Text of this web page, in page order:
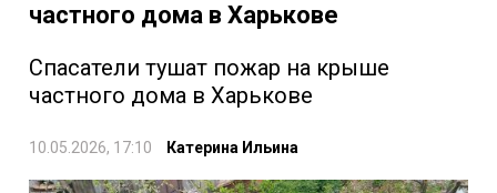
частного дома в Харькове
Спасатели тушат пожар на крыше
частного дома в Харькове
10.05.2026, 17:10 Катерина Ильина